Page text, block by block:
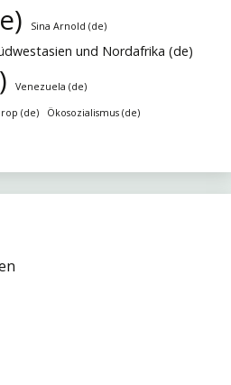
Sina Arnold (de)
und Nordafrika (de)
Venezuela (de)
(de) Ökosozialismus (de)